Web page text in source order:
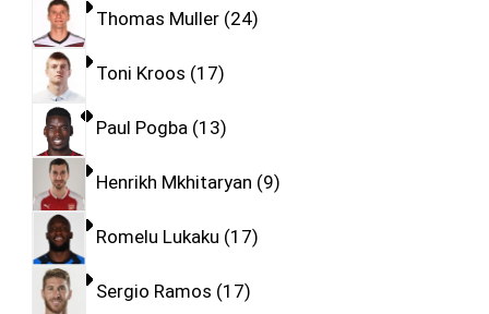
Thomas Muller 24
Toni Kroos 17
Paul Pogba 13
Henrikh Mkhitaryan 9
Romelu Lukaku 17
Sergio Ramos 17